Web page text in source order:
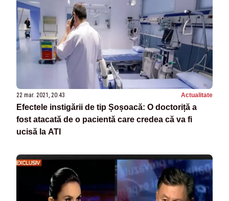
22 mar. 2021, 20:43 Actualitate
Efectele instigării de tip Șoșoacă: O doctoriță a
fost atacată de o pacientă care credea că va fi
ucisă la ATI